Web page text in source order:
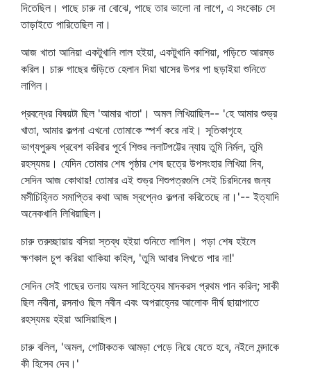
দিতেছিল। পাছে চারু না বোঝে, পাছে তার ভালো না লাগে, এ সংকোচ সে
তাড়াইতে পারিতেছিল না।
আজ খাতা আনিয়া একটুখানি লাল হইয়া, একটুখানি কাশিয়া, পড়িতে আরম্ভ
করিল। চারু গাছের গুঁড়িতে হেলান দিয়া ঘাসের উপর পা ছড়াইয়া শুনিতে
লাগিল।
প্রবন্ধের বিষয়টা ছিল 'আমার খাতা'। অমল লিখিয়াছিল-- 'হে আমার শুভ্র
খাতা, আমার কল্পনা এখনো তোমাকে স্পর্শ করে নাই। সূতিকাগৃহে
ভাগ্যপুরুষ প্রবেশ করিবার পূর্বে শিশুর ললাটপট্টের ন্যায় তুমি নির্মল, তুমি
রহস্যময়। যেদিন তোমার শেষ পৃষ্ঠার শেষ ছত্রে উপসংহার লিখিয়া দিব,
সেদিন আজ কোথায়! তোমার এই শুভ্র শিশুপত্রগুলি সেই চিরদিনের জন্য
মসীচিহ্নিত সমাপ্তির কথা আজ স্বপ্নেও কল্পনা করিতেছে না।'-- ইত্যাদি
অনেকখানি লিখিয়াছিল।
চারু তরুচ্ছায়ায় বসিয়া স্তব্ধ হইয়া শুনিতে লাগিল। পড়া শেষ হইলে
ক্ষণকাল চুপ করিয়া থাকিয়া কহিল, 'তুমি আবার লিখতে পার না!'
সেদিন সেই গাছের তলায় অমল সাহিত্যের মাদকরস প্রথম পান করিল; সাকী
ছিল নবীনা, রসনাও ছিল নবীন এবং অপরাহ্নের আলোক দীর্ঘ ছায়াপাতে
রহস্যময় হইয়া আসিয়াছিল।
চারু বলিল, 'অমল, গোটাকতক আমড়া পেড়ে নিয়ে যেতে হবে, নইলে মন্দাকে
কী হিসেব দেব।'